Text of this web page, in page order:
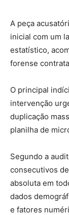
A peça
inicial com um
estatístico,
forense
O principal
intervenção
duplicação
planilha de
Segundo a
consecutivos
absoluta em
dados
e fatores